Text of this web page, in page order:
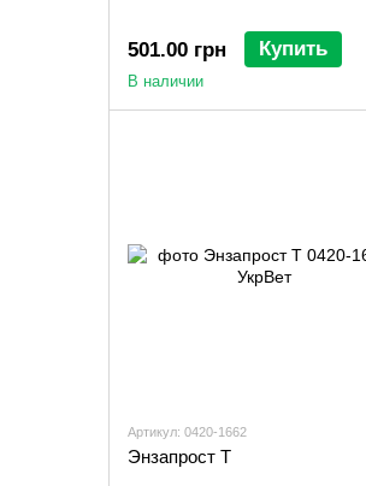
501.00 грн Купить
В наличии
Артикул: 0420-1662
Энзапрост Т